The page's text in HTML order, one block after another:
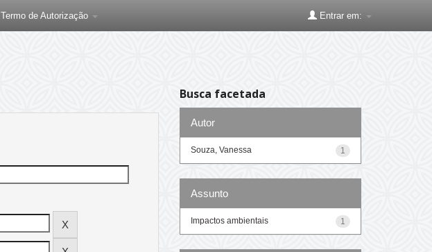
Termo de Autorização Entrar em:
Busca facetada
Autor
1
Souza, Vanessa
Assunto
1
Impactos ambientais